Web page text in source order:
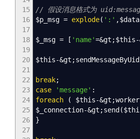
15
16
17
18
19
20
21
22
23
24
25
26
27
// 假设消息格式为
$p_msg = explode( ':' ,$data
$_msg = [ 'name'=&gt ;$this-
$this-&gt ;sendMessageByUid
break;
case
'message' :
foreach
( $this-&gt ;worker
$_connection-&gt ;send (
}